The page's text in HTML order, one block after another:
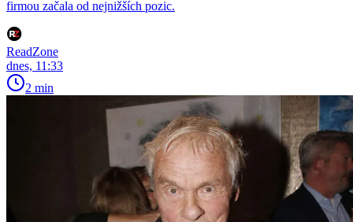
firmou začala od nejnižších pozic.
ReadZone
dnes, 11:33
2 min